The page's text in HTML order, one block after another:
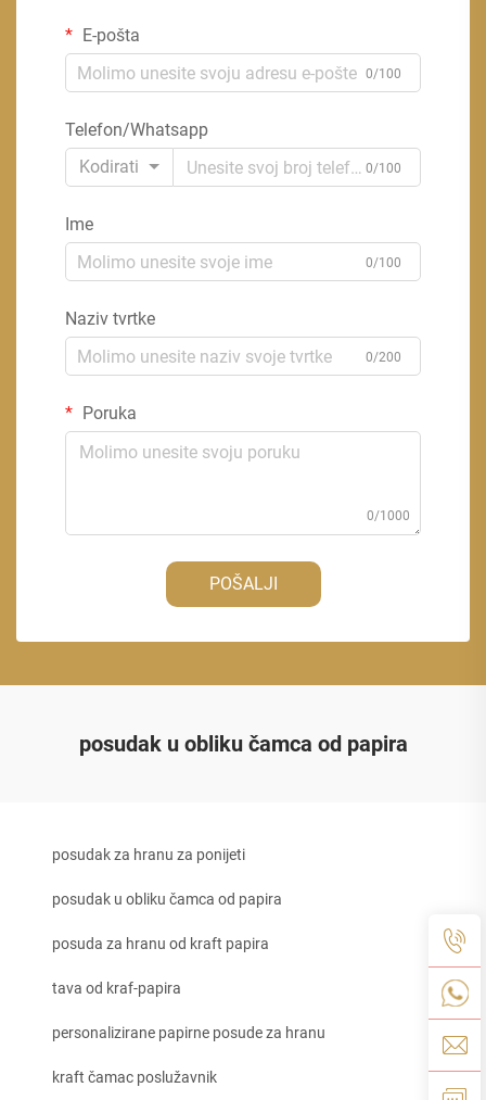
E-pošta
0/100
Telefon/Whatsapp
Kodirati
0/100
Ime
0/100
Naziv tvrtke
0/200
Poruka
0/1000
POŠALJI
posudak u obliku čamca od papira
posudak za hranu za ponijeti
posudak u obliku čamca od papira
posuda za hranu od kraft papira
tava od kraf-papira
personalizirane papirne posude za hranu
kraft čamac poslužavnik